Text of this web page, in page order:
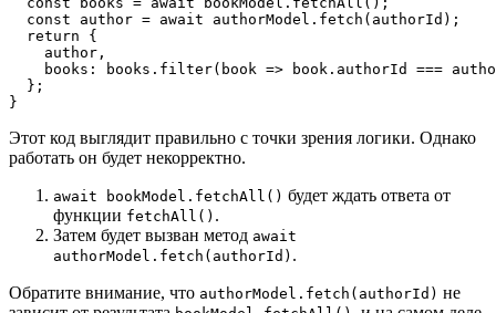
  const author = await authorModel.fetch(authorId);
  return {
    author,
books: books.filter(book => book.authorId ===
  };
}
Этот код выглядит правильно с точки зрения логики. Однако
работать он будет некорректно.
await bookModel.fetchAll() будет ждать ответа от
функции fetchAll() .
Затем будет вызван метод await
authorModel.fetch(authorId) .
Обратите внимание, что authorModel.fetch(authorId) не